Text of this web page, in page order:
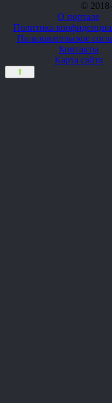
©
О портале
Политика
Пользовательское
Контакты
Карта сайта